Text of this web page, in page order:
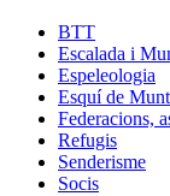
BTT
Escalada i
Espeleologia
Esquí de
Federacions,
Refugis
Senderisme
Socis